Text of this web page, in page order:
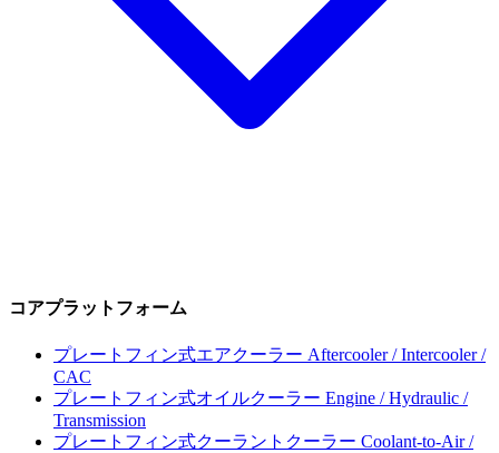
コアプラットフォーム
プレートフィン式エアクーラー Aftercooler / Intercooler /
CAC
プレートフィン式オイルクーラー Engine / Hydraulic /
Transmission
プレートフィン式クーラントクーラー Coolant-to-Air /